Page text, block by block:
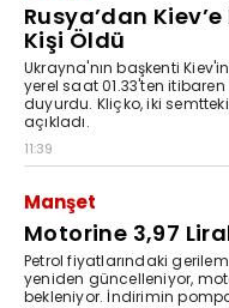
Rusya’dan Kiev’e
Kişi Öldü
Ukrayna'nın başkenti
yerel saat 01.33'ten itibaren
duyurdu. Kliçko, iki
açıkladı.
11:39
Manşet
Motorine 3,97
Petrol fiyatlarındaki
yeniden güncelleniyor,
bekleniyor. İndirimin